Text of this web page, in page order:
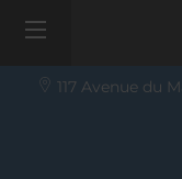
117 Avenue du